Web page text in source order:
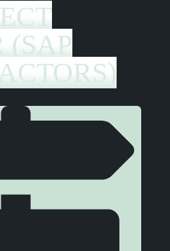
(SAP